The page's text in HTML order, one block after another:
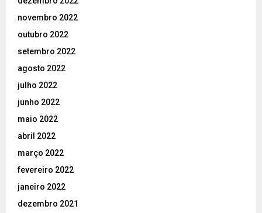
novembro 2022
outubro 2022
setembro 2022
agosto 2022
julho 2022
junho 2022
maio 2022
abril 2022
março 2022
fevereiro 2022
janeiro 2022
dezembro 2021